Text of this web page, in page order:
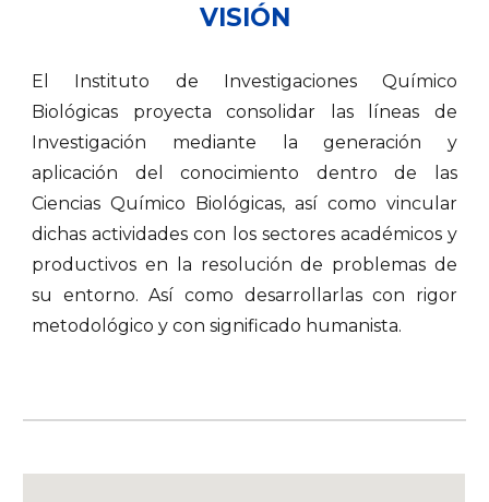
VISIÓN
El Instituto de Investigaciones Químico
Biológicas proyecta consolidar las líneas de
Investigación mediante la generación y
aplicación del conocimiento dentro de las
Ciencias Químico Biológicas, así como vincular
dichas actividades con los sectores académicos y
productivos en la resolución de problemas de
su entorno. Así como desarrollarlas con rigor
metodológico y con significado humanista.